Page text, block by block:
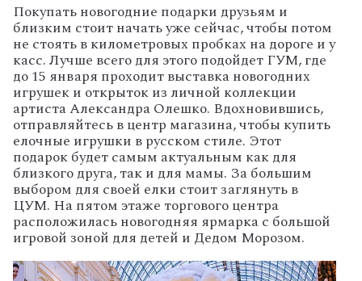
Покупать новогодние подарки друзьям и
близким стоит начать уже сейчас, чтобы потом
не стоять в километровых пробках на дороге и у
касс. Лучше всего для этого подойдет ГУМ, где
до 15 января проходит выставка новогодних
игрушек и открыток из личной коллекции
артиста Александра Олешко. Вдохновившись,
отправляйтесь в центр магазина, чтобы купить
елочные игрушки в русском стиле. Этот
подарок будет самым актуальным как для
близкого друга, так и для мамы. За большим
выбором для своей елки стоит заглянуть в
ЦУМ. На пятом этаже торгового центра
расположилась новогодняя ярмарка с большой
игровой зоной для детей и Дедом Морозом.